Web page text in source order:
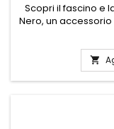
Scopri il fascino e
Nero, un
e dello stile.
braccialetto offre
suo design
qualsiasi
